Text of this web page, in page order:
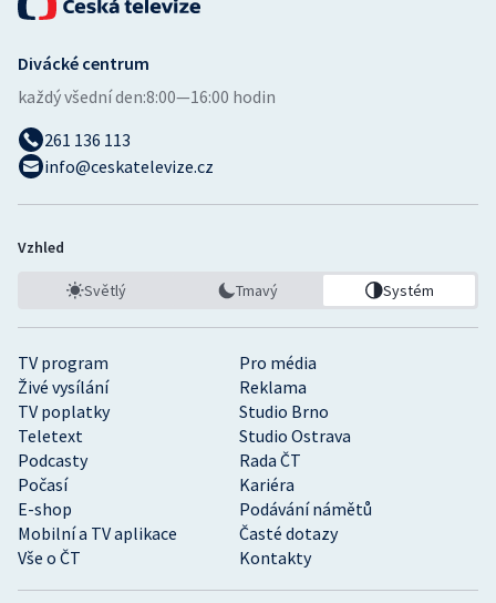
Motorsport
Olympijské hry
Plavání
Plážový volejbal
Rychlobruslení
Rychlostní kanoistika
Short track
Sportovní střelba
TV program
Pro média
Živé vysílání
Reklama
TV poplatky
Studio Brno
Teletext
Studio Ostrava
Podcasty
Rada ČT
Počasí
Kariéra
E-shop
Podávání námětů
Mobilní a TV aplikace
Časté dotazy
Vše o ČT
Kontakty
Divácké centrum
každý všední den:8:00—16:00 hodin
261 136 113
info@ceskatelevize.cz
Vzhled
Světlý Tmavý Systém